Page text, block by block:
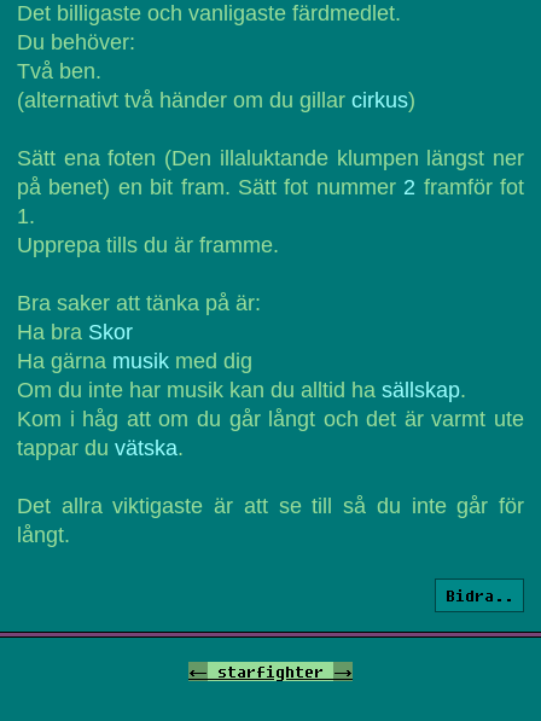
Det billigaste och vanligaste färdmedlet.
Du behöver:
Två ben.
(alternativt två händer om du gillar cirkus)
Sätt ena foten (Den illaluktande klumpen längst ner
på benet) en bit fram. Sätt fot nummer 2 framför fot
1.
Upprepa tills du är framme.
Bra saker att tänka på är:
Ha bra Skor
Ha gärna musik med dig
Om du inte har musik kan du alltid ha sällskap.
Kom i håg att om du går långt och det är varmt ute
tappar du vätska.
Det allra viktigaste är att se till så du inte går för
långt.
Bidra..
<- starfighter ->